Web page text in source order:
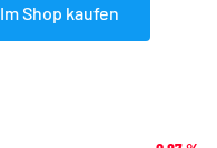
Im Shop kaufen